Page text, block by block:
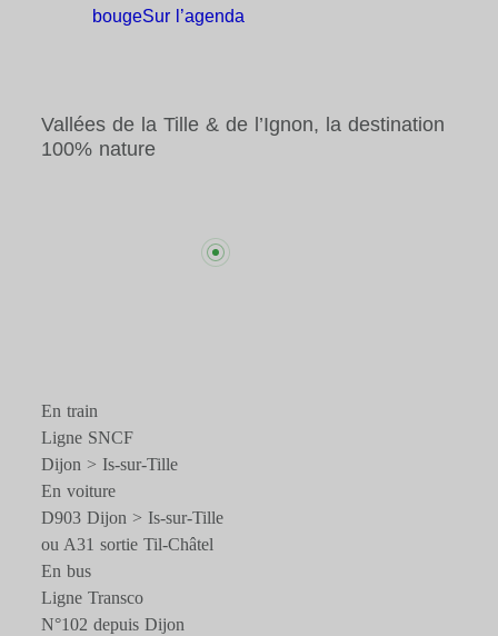
bougeSur l’agenda
Vallées de la Tille & de l’Ignon, la destination
100% nature
En train
Ligne SNCF
Dijon > Is-sur-Tille
En voiture
D903 Dijon > Is-sur-Tille
ou A31 sortie Til-Châtel
En bus
Ligne Transco
N°102 depuis Dijon